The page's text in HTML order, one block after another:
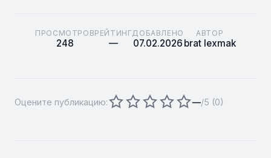
ПРОСМОТРОВ
248
РЕЙТИНГ
—
ДОБАВЛЕНО
07.02.2026
АВТОР
brat lexmak
Оцените публикацию: —/5 (0)